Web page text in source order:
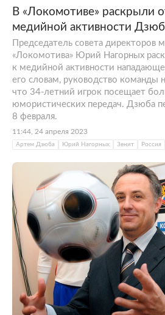
В «Локомотиве» раскрыли
медийной активности
Председатель совета директоров
«Локомотива» Юрий Нагорных
к медийной активности
его словам, руководство команды
что 34-летний игрок посещает
юмористических передач. Дзюба
8 февраля.
11:44, 24 апреля 2023
Артем Дзюба Юрий Нагорных Зенит Россия